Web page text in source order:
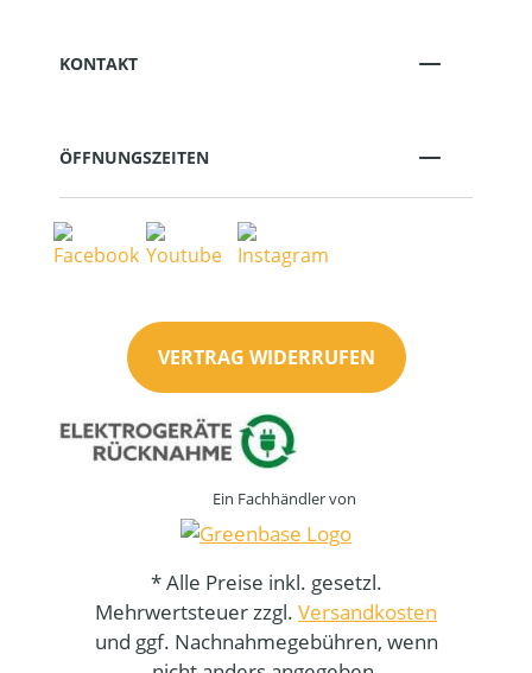
KONTAKT
ÖFFNUNGSZEITEN
VERTRAG WIDERRUFEN
Ein Fachhändler von
* Alle Preise inkl. gesetzl.
Mehrwertsteuer zzgl. Versandkosten
und ggf. Nachnahmegebühren, wenn